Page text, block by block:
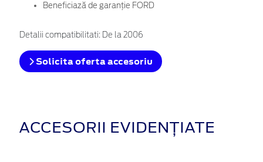
Beneficiază de garanție FORD
Detalii compatibilitati: De la 2006
Solicita oferta accesoriu
ACCESORII EVIDENȚIATE